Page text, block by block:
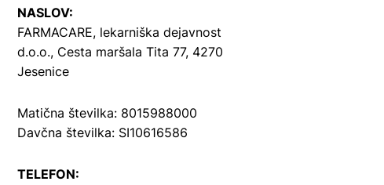
NASLOV:
FARMACARE, lekarniška dejavnost
d.o.o., Cesta maršala Tita 77, 4270
Jesenice
Matična številka: 8015988000
Davčna številka: SI10616586
TELEFON: